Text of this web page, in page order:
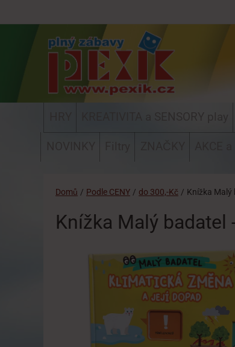
Domů / Podle CENY / do 300,-Kč / Knížka Malý
Knížka Malý